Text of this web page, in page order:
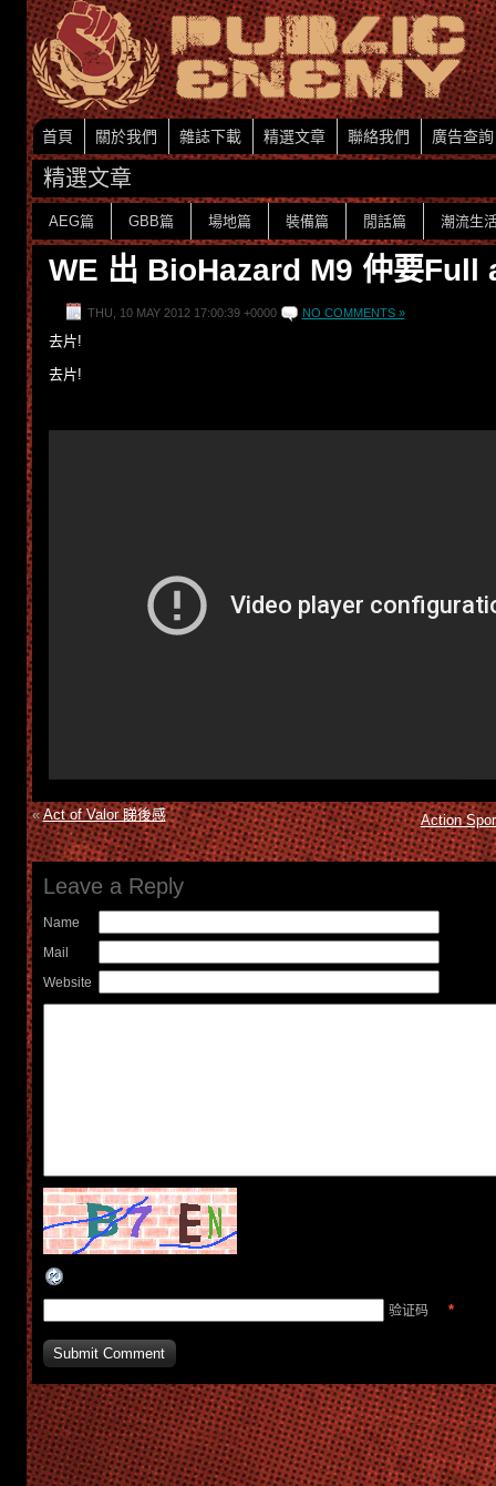
首頁 關於我們 雜誌下載 精選文章 聯絡我們 廣告查詢
精選文章
AEG篇 GBB篇 場地篇 裝備篇 閒話篇 潮流生
WE 出 BioHazard M9 仲要Full
THU, 10 MAY 2012 17:00:39 +0000 NO COMMENTS »
去片!
去片!
«Act of Valor 睇後感 Action
Leave a Reply
Name
Mail
Website
验证码 *